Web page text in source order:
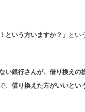
という方いますか？」 とい
い銀行さんが、借り換えの
借り換えた方がいいとい